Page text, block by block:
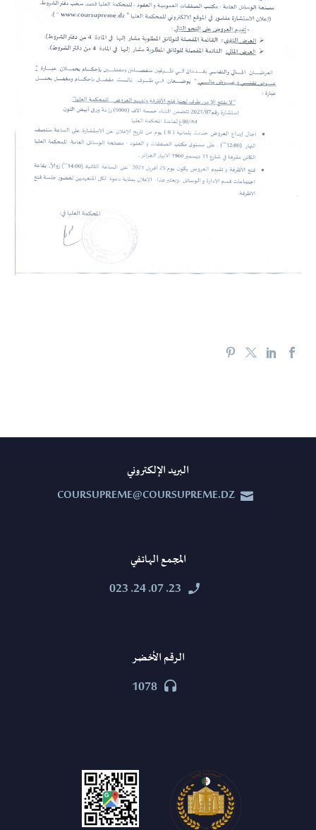
البريد الإلكتروني


COURSUPREME@COURSUPREME.DZ
المجمع الهاتفي


23. 07. 24. 023
الرقم الأخضر


1078